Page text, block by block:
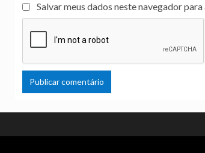
Salvar meus dados neste navegador